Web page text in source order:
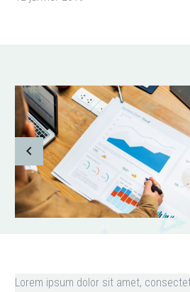
Lorem ipsum dolor sit amet,